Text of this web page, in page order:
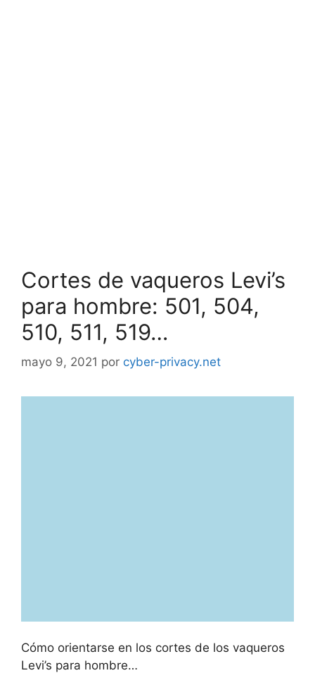
Cortes de vaqueros Levi’s
para hombre: 501, 504,
510, 511, 519…
mayo 9, 2021 por cyber-privacy.net
Cómo orientarse en los cortes de los vaqueros
Levi’s para hombre…